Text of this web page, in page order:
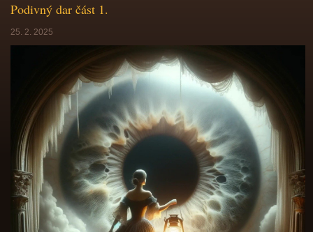
Podivný dar část 1.
25. 2. 2025